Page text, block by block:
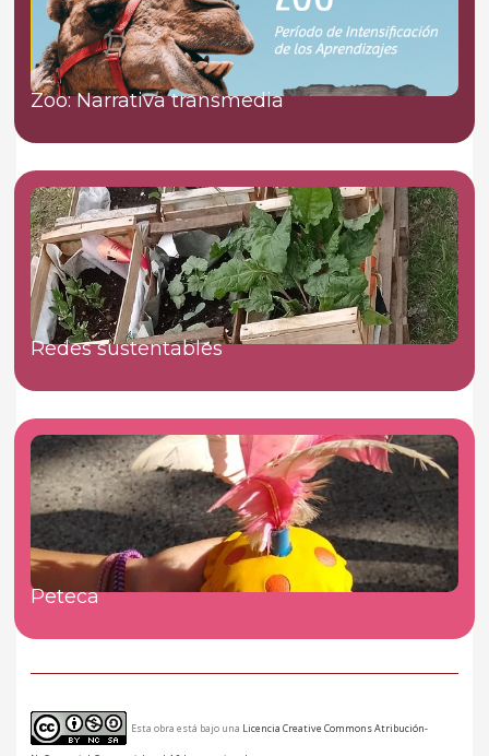
Zoo: Narrativa transmedia
Redes sustentables
Peteca
Esta obra está bajo una Licencia Creative Commons Atribución-